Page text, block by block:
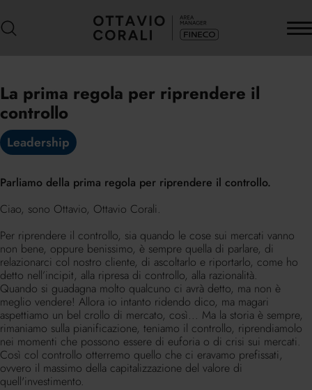
La prima regola per riprendere il
controllo
Leadership
Parliamo della prima regola per riprendere il controllo.
Ciao, sono Ottavio, Ottavio Corali.
Per riprendere il controllo, sia quando le cose sui mercati vanno
non bene, oppure benissimo, è sempre quella di parlare, di
relazionarci col nostro cliente, di ascoltarlo e riportarlo, come ho
detto nell’incipit, alla ripresa di controllo, alla razionalità.
Quando si guadagna molto qualcuno ci avrà detto, ma non è
meglio vendere! Allora io intanto ridendo dico, ma magari
aspettiamo un bel crollo di mercato, così... Ma la storia è sempre,
rimaniamo sulla pianificazione, teniamo il controllo, riprendiamolo
nei momenti che possono essere di euforia o di crisi sui mercati.
Così col controllo otterremo quello che ci eravamo prefissati,
ovvero il massimo della capitalizzazione del valore di
quell'investimento.